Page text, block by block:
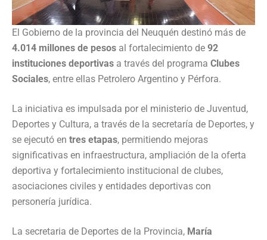
El Gobierno de la provincia del Neuquén destinó más de
4.014 millones de pesos al fortalecimiento de 92
instituciones deportivas a través del programa Clubes
Sociales, entre ellas Petrolero Argentino y Pérfora.
La iniciativa es impulsada por el ministerio de Juventud,
Deportes y Cultura, a través de la secretaría de Deportes, y
se ejecutó en tres etapas, permitiendo mejoras
significativas en infraestructura, ampliación de la oferta
deportiva y fortalecimiento institucional de clubes,
asociaciones civiles y entidades deportivas con
personería jurídica.
La secretaria de Deportes de la Provincia, María